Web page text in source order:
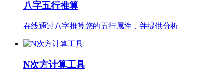
八字五行推算
在线通过八字推算您的五行属性，并提供分析
N次方计算工具